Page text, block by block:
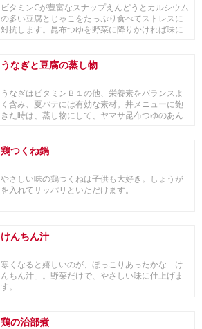
ビタミンCが豊富なスナップえんどうとカルシウム
の多い豆腐とじゃこをたっぷり食べてストレスに
対抗します。昆布つゆを野菜に降りかければ味に
うなぎと豆腐の蒸し物
うなぎはビタミンＢ１の他、栄養素をバランスよ
く含み、夏バテには有効な素材。丼メニューに飽
きた時は、蒸し物にして、ヤマサ昆布つゆのあん
鶏つくね鍋
やさしい味の鶏つくねは子供も大好き。しょうが
を入れてサッパリといただけます。
けんちん汁
寒くなると嬉しいのが、ほっこりあったかな「け
んちん汁」。野菜だけで、やさしい味に仕上げま
す。
鶏の治部煮